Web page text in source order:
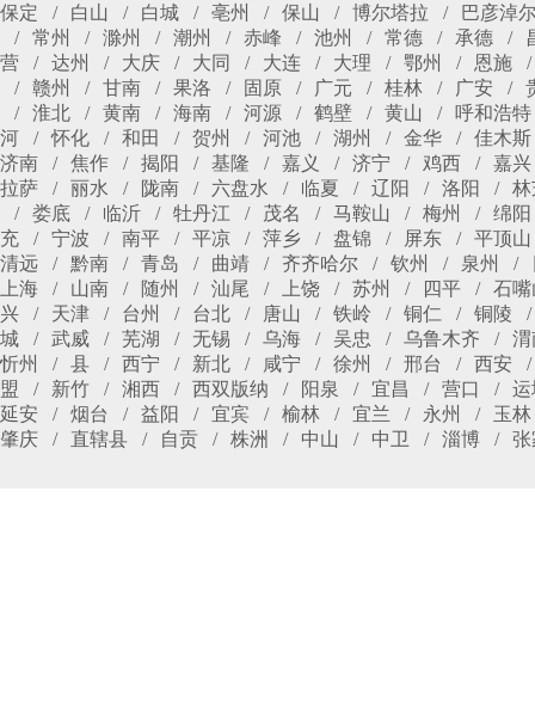
保定
白山 白城 亳州 保山 博尔塔拉
巴彦淖
常州
滁州 潮州 赤峰 池州 常德 承德
营
达州 大庆 大同 大连 大理 鄂州
恩施
赣州
甘南 果洛 固原 广元 桂林 广安
淮北
黄南 海南 河源 鹤壁 黄山
呼和浩特
河
怀化 和田 贺州 河池 湖州 金华
佳木斯
济南
焦作 揭阳 基隆 嘉义 济宁 鸡西
嘉兴
拉萨
丽水 陇南 六盘水 临夏 辽阳 洛阳
林
娄底
临沂 牡丹江 茂名 马鞍山 梅州
绵阳
充
宁波 南平 平凉 萍乡 盘锦 屏东
平顶山
清远
黔南 青岛 曲靖 齐齐哈尔 钦州 泉州
上海
山南 随州 汕尾 上饶 苏州 四平
石嘴
兴
天津 台州 台北 唐山 铁岭 铜仁
铜陵
城
武威 芜湖 无锡 乌海 吴忠 乌鲁木齐
渭
忻州
县 西宁 新北 咸宁 徐州 邢台
西安
盟
新竹 湘西 西双版纳 阳泉 宜昌 营口
运
延安
烟台 益阳 宜宾 榆林 宜兰 永州
玉林
肇庆
直辖县 自贡 株洲 中山 中卫 淄博 张